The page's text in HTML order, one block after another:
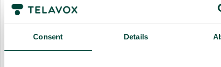
Consent Details
Hallintaportaali tilausten hallintaa varten